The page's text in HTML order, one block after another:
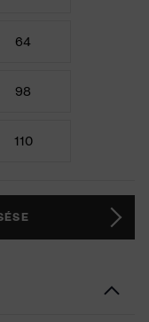
64
98
110